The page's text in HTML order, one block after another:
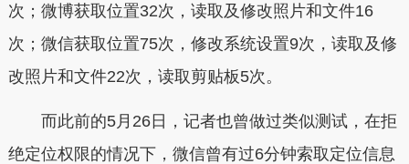
次；微博获取位置32次，读取及修改照片和文件16
次；微信获取位置75次，修改系统设置9次，读取及修
改照片和文件22次，读取剪贴板5次。
而此前的5月26日，记者也曾做过类似测试，在拒
绝定位权限的情况下，微信曾有过6分钟索取定位信息